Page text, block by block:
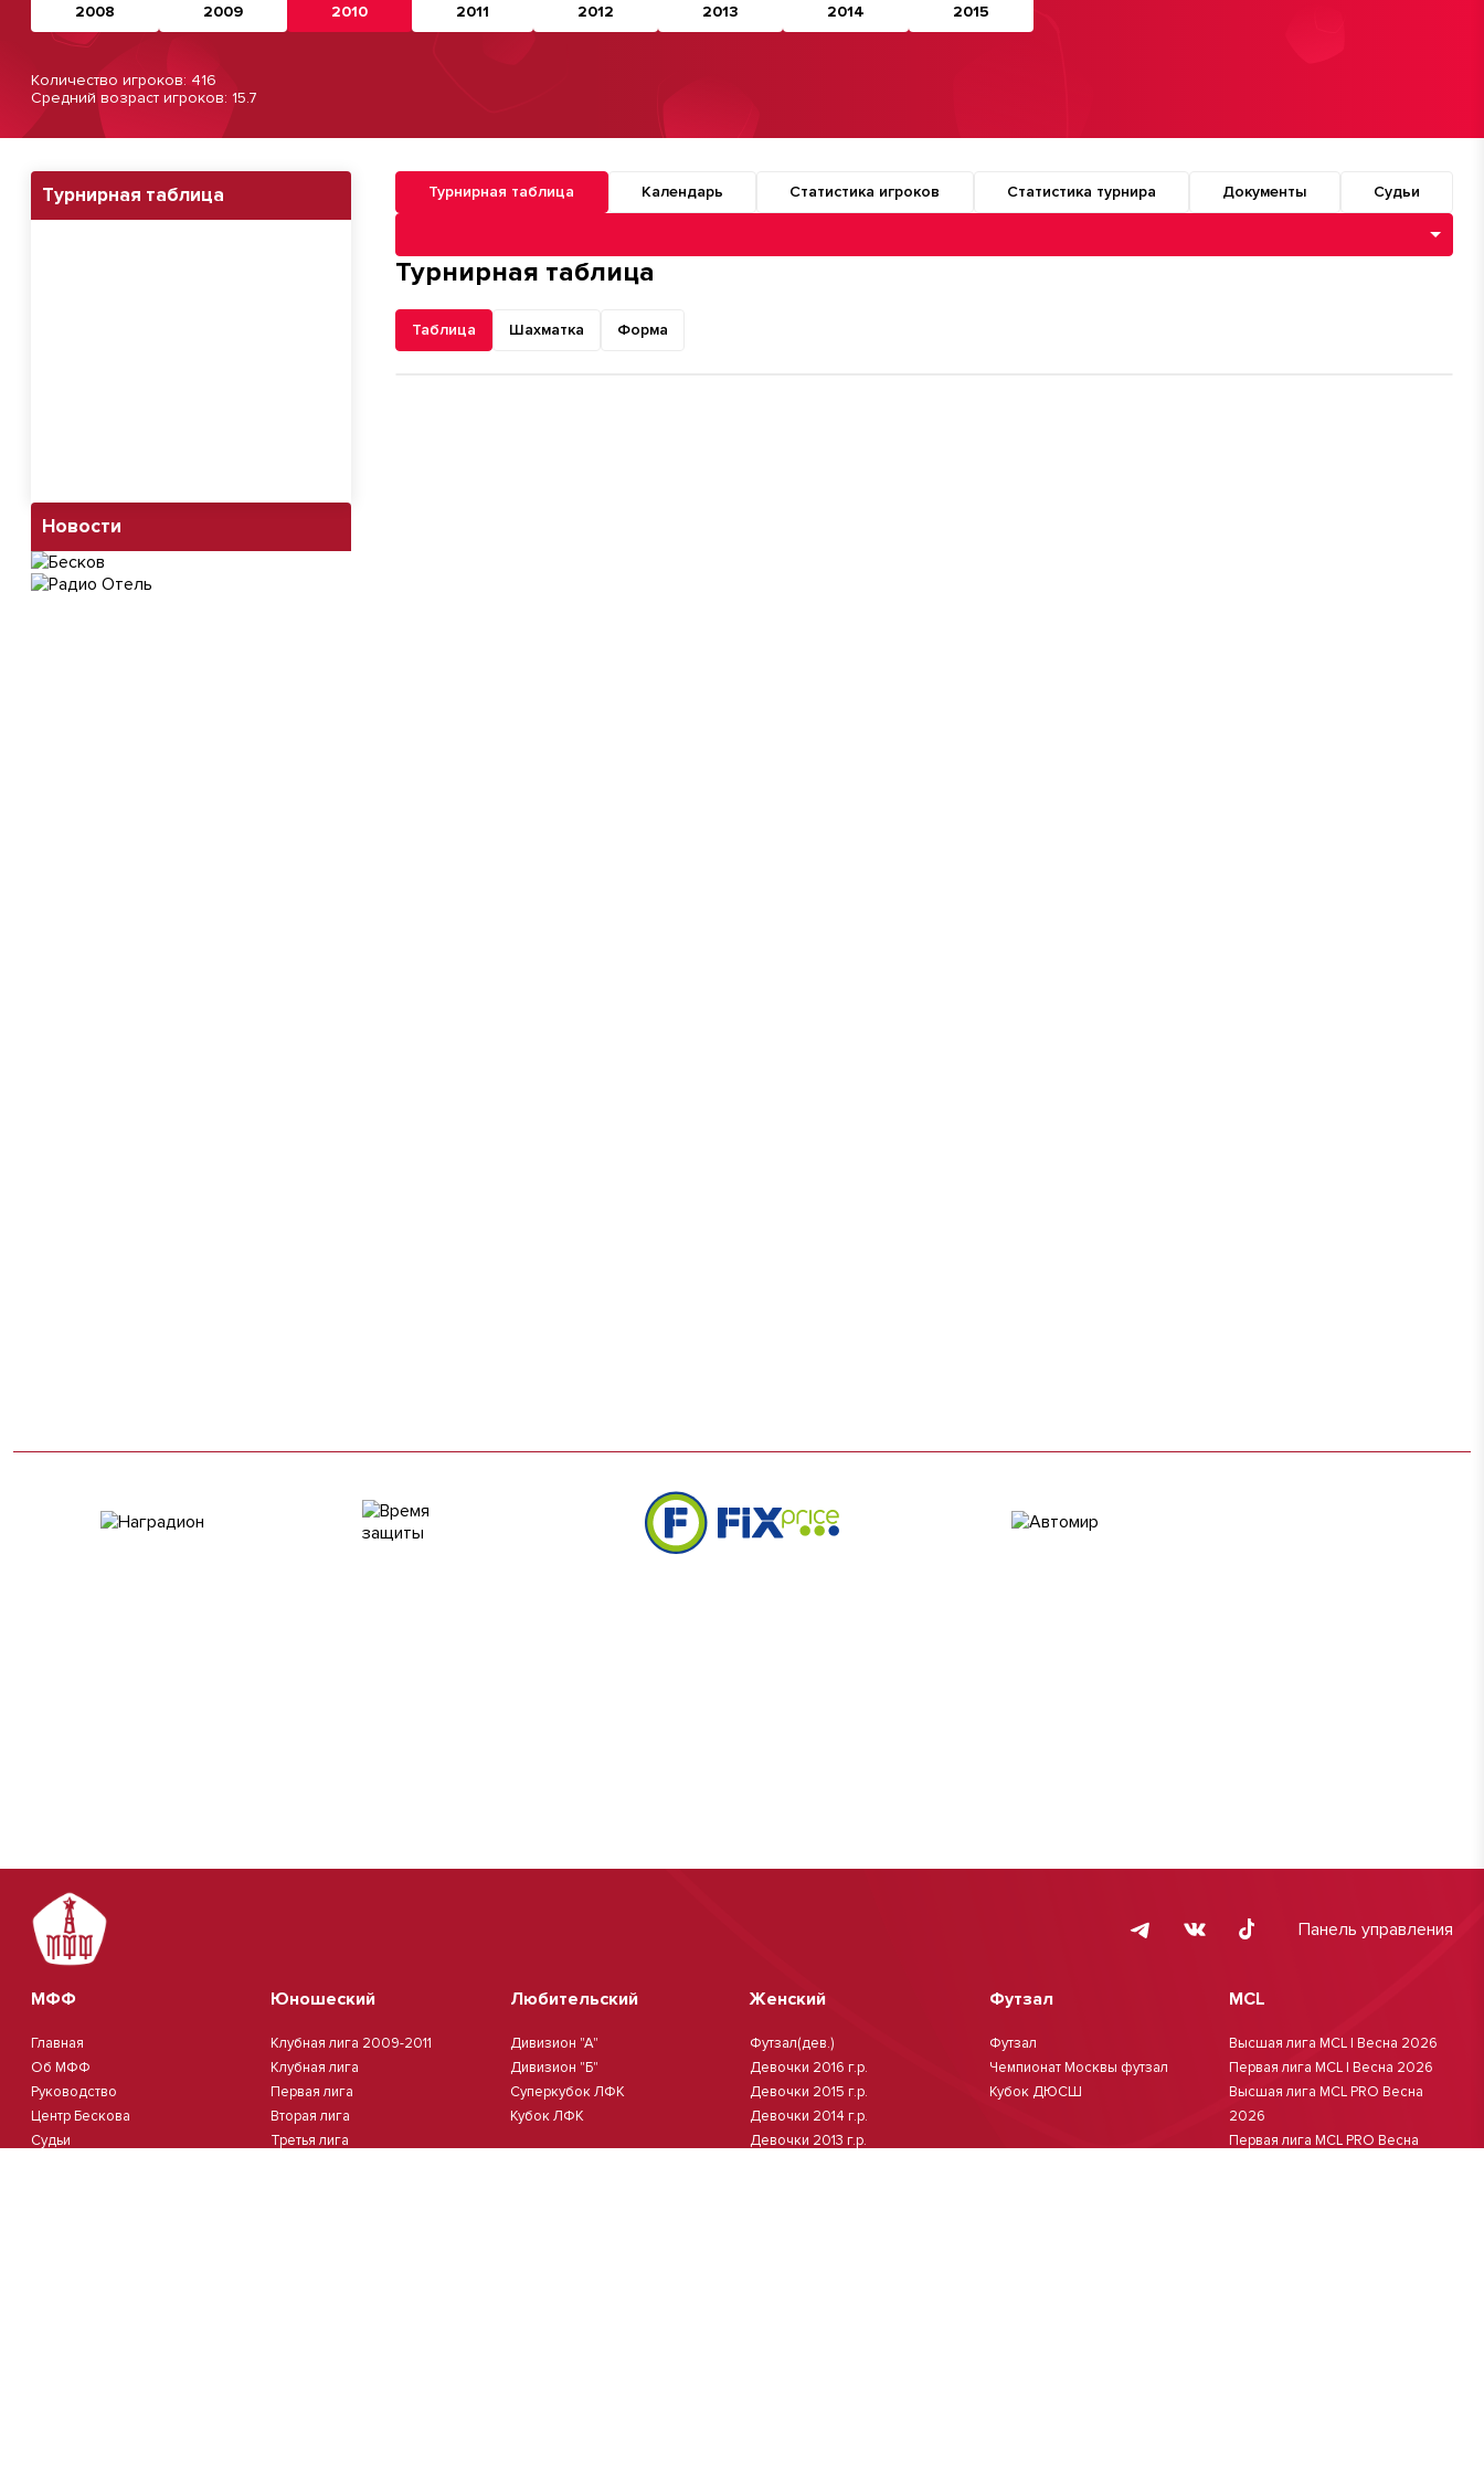
2008 2009 2010 2011 2012 2013 2014 2015
Количество игроков: 416
Средний возраст игроков: 15.7
Турнирная таблица
Новости
Турнирная таблица Календарь Статистика игроков Статистика турнира Документы Судьи
Навигация по разделам турнира
Турнирная таблица
Таблица Шахматка Форма
Панель управления
МФФ
Главная
Об МФФ
Руководство
Центр Бескова
Судьи
Юношеский
Клубная лига 2009-2011
Клубная лига
Первая лига
Вторая лига
Третья лига
Любительский
Дивизион "А"
Дивизион "Б"
Суперкубок ЛФК
Кубок ЛФК
Женский
Футзал(дев.)
Девочки 2016 г.р.
Девочки 2015 г.р.
Девочки 2014 г.р.
Девочки 2013 г.р.
Футзал
Футзал
Чемпионат Москвы футзал
Кубок ДЮСШ
MCL
Высшая лига MCL | Весна 2026
Первая лига MCL | Весна 2026
Высшая лига MCL PRO Весна
2026
Первая лига MCL PRO Весна